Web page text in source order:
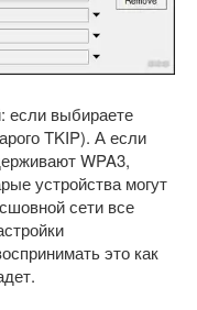
если выбираете
TKIP). А если
WPA3,
устройства могут
сети все
это как